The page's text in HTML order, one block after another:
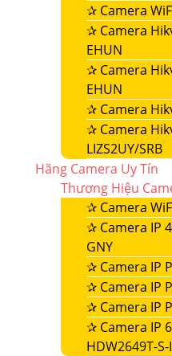
✰ Camera
✰ Camera
EHUN
✰ Camera
EHUN
✰ Camera
✰ Camera
LIZS2UY/SRB
Hãng Camera Uy Tín
Thương Hiệu
✰ Camera
✰ Camera IP
GNY
✰ Camera IP
✰ Camera IP
✰ Camera IP
✰ Camera IP
HDW2649T-S-